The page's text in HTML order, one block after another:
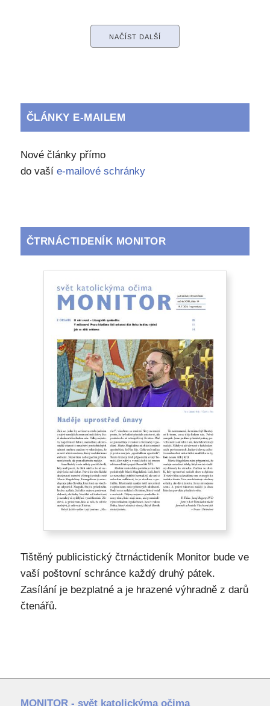
NAČÍST DALŠÍ
ČLÁNKY E-MAILEM
Nové články přímo
do vaší e-mailové schránky
ČTRNÁCTIDENÍK MONITOR
Tištěný publicistický čtrnáctideník Monitor bude ve
vaší poštovní schránce každý druhý pátek.
Zasílání je bezplatné a je hrazené výhradně z darů
čtenářů.
MONITOR - svět katolickýma očima